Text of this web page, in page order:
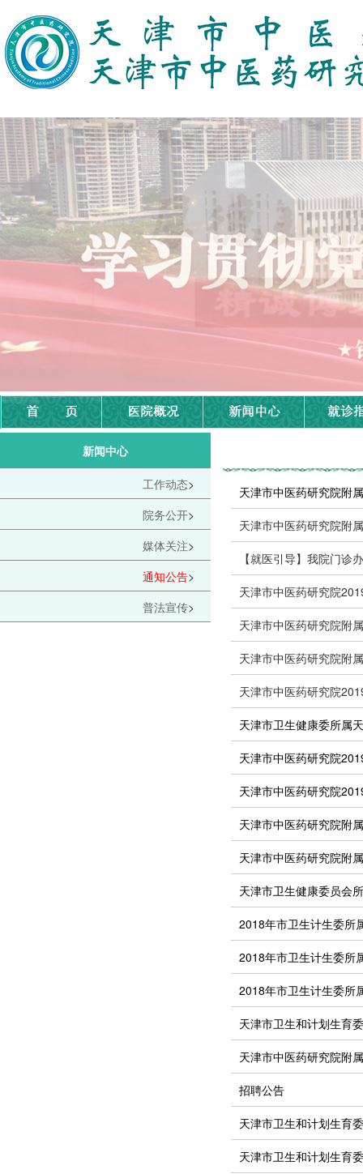
新闻中心
工作动态>
院务公开>
媒体关注>
通知公告>
普法宣传>
天津市中医药研究院附
天津市中医药研究院附
【就医引导】我院门诊
天津市中医药研究院
天津市中医药研究院附
天津市中医药研究院附
天津市中医药研究院
天津市卫生健康委所属
天津市中医药研究院
天津市中医药研究院
天津市中医药研究院附
天津市中医药研究院附
天津市卫生健康委员会
2018年市卫生计生委所
2018年市卫生计生委所
2018年市卫生计生委所
天津市卫生和计划生育
天津市中医药研究院附
招聘公告
天津市卫生和计划生育
天津市卫生和计划生育